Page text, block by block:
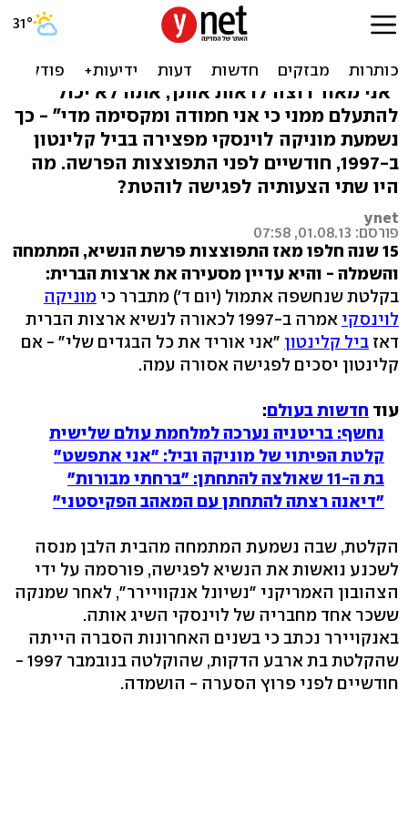
קלטת הפיתוי של מוניקה
וביל: "אני אתפשט"
"אני מאוד רוצה לראות אותך, אתה לא יכול
להתעלם ממני כי אני חמודה ומקסימה מדי" - כך
נשמעת מוניקה לוינסקי מפצירה בביל קלינטון
ב-1997, חודשיים לפני התפוצצות הפרשה. מה
היו שתי הצעותיה לפגישה לוהטת?
ynet
פורסם: 01.08.13, 07:58
15 שנה חלפו מאז התפוצצות פרשת הנשיא, המתמחה
והשמלה - והיא עדיין מסעירה את ארצות הברית:
בקלטת שנחשפה אתמול (יום ד') מתברר כי מוניקה
לוינסקי
אמרה ב-1997 לכאורה לנשיא ארצות הברית
דאז ביל קלינטון "אני אוריד את כל הבגדים שלי" - אם
קלינטון יסכים לפגישה אסורה עמה.
עוד חדשות בעולם:
נחשף: בריטניה נערכה למלחמת עולם שלישית
קלטת הפיתוי של מוניקה וביל: "אני אתפשט"
בת ה-11 שאולצה להתחתן: "ברחתי מבורות"
"דיאנה רצתה להתחתן עם המאהב הפקיסטני"
הקלטת, שבה נשמעת המתמחה מהבית הלבן מנסה
לשכנע נואשות את הנשיא לפגישה, פורסמה על ידי
הצהובון האמריקני "נשיונל אנקוויירר", לאחר שמנקה
ששכר אחד מחבריה של לוינסקי השיג אותה.
באנקויירר נכתב כי בשנים האחרונות הסברה הייתה
שהקלטת בת ארבע הדקות, שהוקלטה בנובמבר 1997 -
חודשיים לפני פרוץ הסערה - הושמדה.